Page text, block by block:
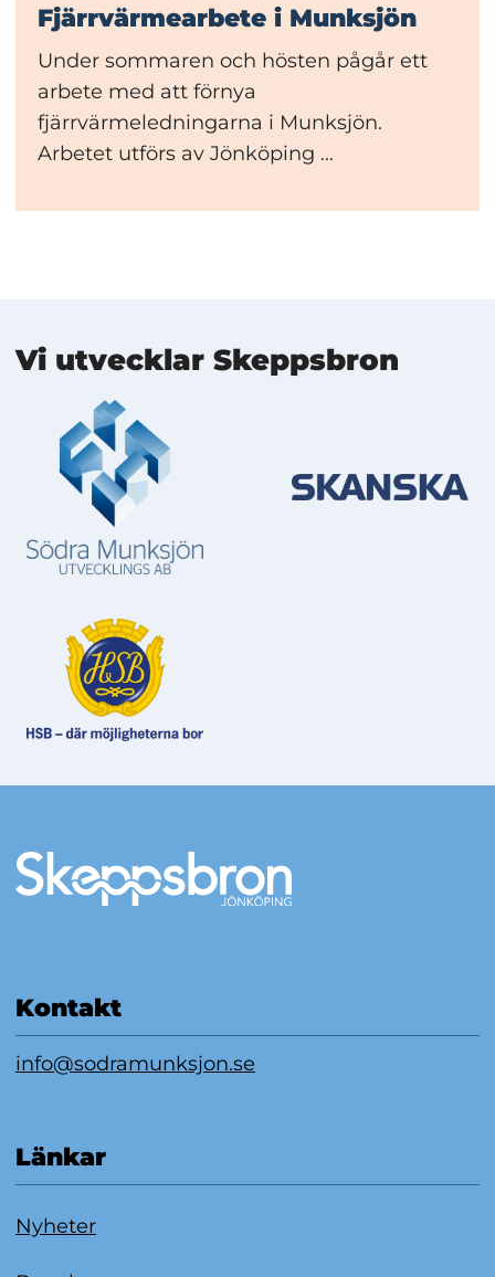
Fjärrvärmearbete i Munksjön
Under sommaren och hösten pågår ett
arbete med att förnya
fjärrvärmeledningarna i Munksjön.
Arbetet utförs av Jönköping ...
Mer information
Vi utvecklar Skeppsbron
Kontakt
info@sodramunksjon.se
Länkar
Nyheter